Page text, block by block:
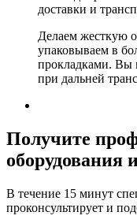
доставки и
Делаем жесткую
упаковываем в
прокладками. Вы
при дальней
Получите
оборудования
В течение 15 минут
проконсультирует и